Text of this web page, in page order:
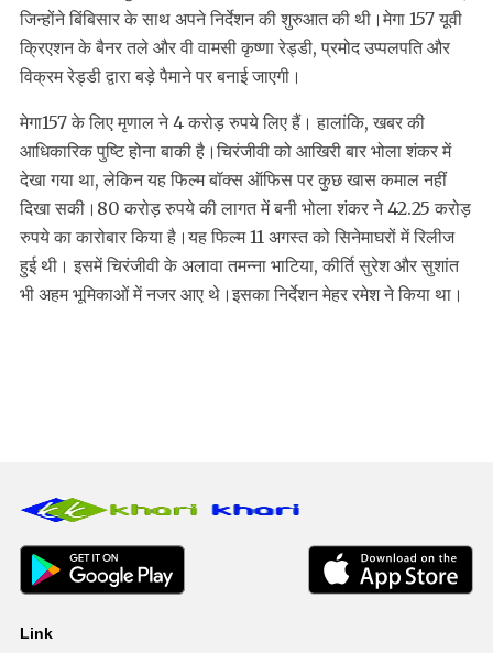
जिन्होंने बिंबिसार के साथ अपने निर्देशन की शुरुआत की थी।मेगा 157 यूवी
क्रिएशन के बैनर तले और वी वामसी कृष्णा रेड्डी, प्रमोद उप्पलपति और
विक्रम रेड्डी द्वारा बड़े पैमाने पर बनाई जाएगी।
मेगा157 के लिए मृणाल ने 4 करोड़ रुपये लिए हैं। हालांकि, खबर की
आधिकारिक पुष्टि होना बाकी है।चिरंजीवी को आखिरी बार भोला शंकर में
देखा गया था, लेकिन यह फिल्म बॉक्स ऑफिस पर कुछ खास कमाल नहीं
दिखा सकी।80 करोड़ रुपये की लागत में बनी भोला शंकर ने 42.25 करोड़
रुपये का कारोबार किया है।यह फिल्म 11 अगस्त को सिनेमाघरों में रिलीज
हुई थी। इसमें चिरंजीवी के अलावा तमन्ना भाटिया, कीर्ति सुरेश और सुशांत
भी अहम भूमिकाओं में नजर आए थे।इसका निर्देशन मेहर रमेश ने किया था।
Link